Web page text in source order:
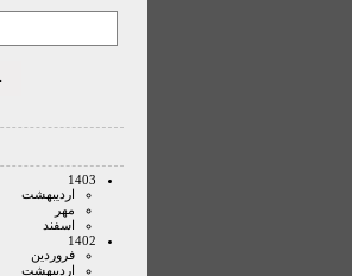
1403
ارديبهشت
مهر
اسفند
1402
فروردين
ارديبهشت